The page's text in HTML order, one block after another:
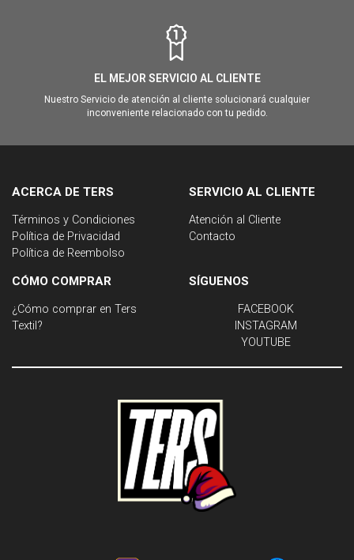
EL MEJOR SERVICIO AL CLIENTE
Nuestro Servicio de atención al cliente solucionará cualquier
inconveniente relacionado con tu pedido.
ACERCA DE TERS
Términos y Condiciones
Política de Privacidad
Política de Reembolso
SERVICIO AL CLIENTE
Atención al Cliente
Contacto
CÓMO COMPRAR
¿Cómo comprar en Ters
Textil?
SÍGUENOS
FACEBOOK
INSTAGRAM
YOUTUBE